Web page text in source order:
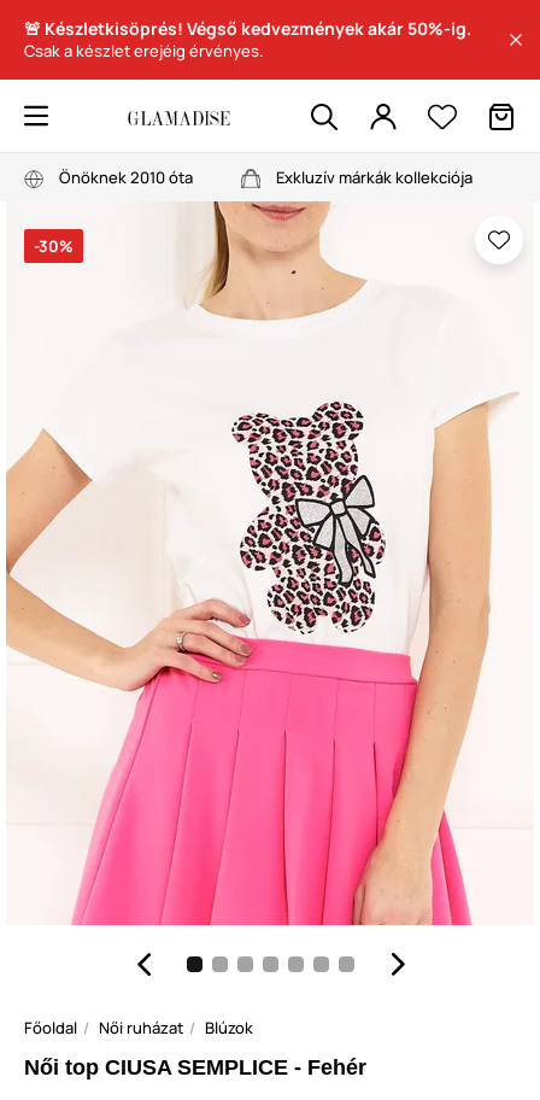
🚨 Készletkisöprés! Végső kedvezmények akár 50%-ig.
Csak a készlet erejéig érvényes.
Önöknek 2010 óta Exkluzív márkák kollekciója
-30%
Főoldal Női ruházat Blúzok
Női top CIUSA SEMPLICE - Fehér